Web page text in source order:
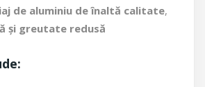
de aluminiu de înaltă calitate,
și greutate redusă